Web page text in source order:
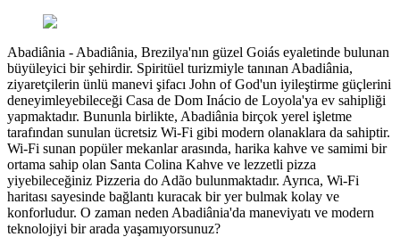
Abadiânia - Abadiânia, Brezilya'nın güzel Goiás eyaletinde bulunan
büyüleyici bir şehirdir. Spiritüel turizmiyle tanınan Abadiânia,
ziyaretçilerin ünlü manevi şifacı John of God'un iyileştirme güçlerini
deneyimleyebileceği Casa de Dom Inácio de Loyola'ya ev sahipliği
yapmaktadır. Bununla birlikte, Abadiânia birçok yerel işletme
tarafından sunulan ücretsiz Wi-Fi gibi modern olanaklara da sahiptir.
Wi-Fi sunan popüler mekanlar arasında, harika kahve ve samimi bir
ortama sahip olan Santa Colina Kahve ve lezzetli pizza
yiyebileceğiniz Pizzeria do Adão bulunmaktadır. Ayrıca, Wi-Fi
haritası sayesinde bağlantı kuracak bir yer bulmak kolay ve
konforludur. O zaman neden Abadiânia'da maneviyatı ve modern
teknolojiyi bir arada yaşamıyorsunuz?